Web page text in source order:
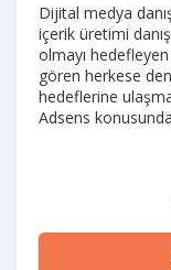
Dijital medya
içerik üretimi
olmayı
gören herkese
hedeflerine
Adsens